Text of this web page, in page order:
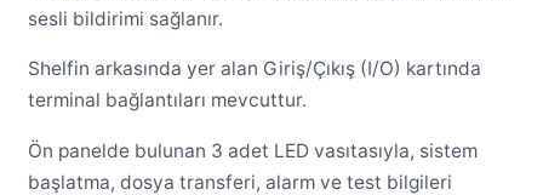
sesli bildirimi sağlanır.
Shelfin arkasında yer alan Giriş/Çıkış (I/O) kartında
terminal bağlantıları mevcuttur.
Ön panelde bulunan 3 adet LED vasıtasıyla, sistem
başlatma, dosya transferi, alarm ve test bilgileri